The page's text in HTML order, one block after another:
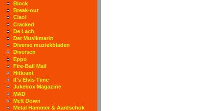
Block
Break-out
Ciao!
Cracked
De Lach
Der Musikmarkt
Diverse muziekbladen
Diversen
Eppo
Fire-Ball Mail
Hitkrant
It's Elvis Time
Jukebox Magazine
MAD
Melt Down
Metal Hammer & Aardschok